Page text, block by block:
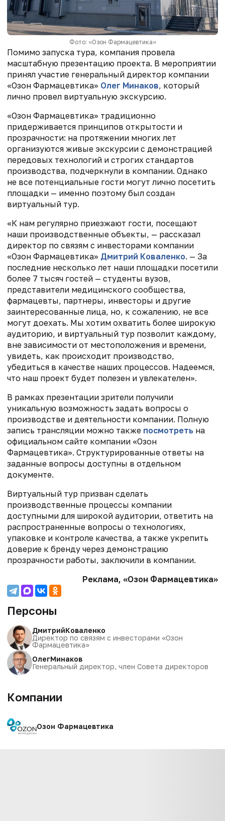
Фото: «Озон Фармацевтика»
Помимо запуска тура, компания провела
масштабную презентацию проекта. В мероприятии
принял участие генеральный директор компании
«Озон Фармацевтика» Олег Минаков, который
лично провел виртуальную экскурсию.
«Озон Фармацевтика» традиционно
придерживается принципов открытости и
прозрачности: на протяжении многих лет
организуются живые экскурсии с демонстрацией
передовых технологий и строгих стандартов
производства, подчеркнули в компании. Однако
не все потенциальные гости могут лично посетить
площадки — именно поэтому был создан
виртуальный тур.
«К нам регулярно приезжают гости, посещают
наши производственные объекты, — рассказал
директор по связям с инвесторами компании
«Озон Фармацевтика» Дмитрий Коваленко. — За
последние несколько лет наши площадки посетили
более 7 тысяч гостей — студенты вузов,
представители медицинского сообщества,
фармацевты, партнеры, инвесторы и другие
заинтересованные лица, но, к сожалению, не все
могут доехать. Мы хотим охватить более широкую
аудиторию, и виртуальный тур позволит каждому,
вне зависимости от местоположения и времени,
увидеть, как происходит производство,
убедиться в качестве наших процессов. Надеемся,
что наш проект будет полезен и увлекателен».
В рамках презентации зрители получили
уникальную возможность задать вопросы о
производстве и деятельности компании. Полную
запись трансляции можно также посмотреть на
официальном сайте компании «Озон
Фармацевтика». Структурированные ответы на
заданные вопросы доступны в отдельном
документе.
Виртуальный тур призван сделать
производственные процессы компании
доступными для широкой аудитории, ответить на
распространенные вопросы о технологиях,
упаковке и контроле качества, а также укрепить
доверие к бренду через демонстрацию
прозрачности работы, заключили в компании.
Реклама, «Озон Фармацевтика»
Персоны
ДмитрийКоваленко
Директор по связям с инвесторами «Озон
Фармацевтика»
ОлегМинаков
Генеральный директор, член Совета директоров
Компании
Озон Фармацевтика